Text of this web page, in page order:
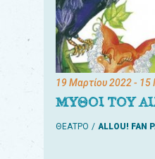
19 Μαρτίου 2022- 15
ΜΥΘΟΙ ΤΟΥ
ΘΕΑΤΡΟ ALLOU! FAN